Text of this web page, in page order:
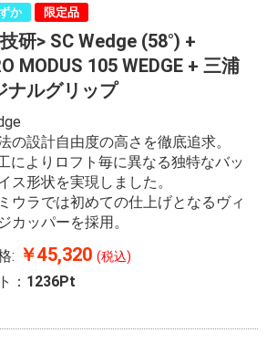
か 限定品
研> SC Wedge (58°) +
MODUS 105 WEDGE + 三浦
ナルグリップ
の設計自由度の高さを徹底追求。
によりロフト毎に異なる独特なバッ
ス形状を実現しました。
ウラでは初めての仕上げとなるヴィ
カッパーを採用。
: ￥45,320(税込)
： 1236Pt